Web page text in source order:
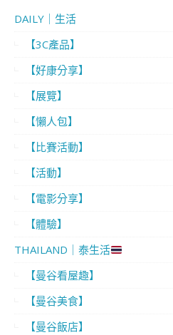
DAILY｜生活
【3C產品】
【好康分享】
【展覽】
【懶人包】
【比賽活動】
【活動】
【電影分享】
【體驗】
THAILAND｜泰生活
【曼谷看屋趣】
【曼谷美食】
【曼谷飯店】